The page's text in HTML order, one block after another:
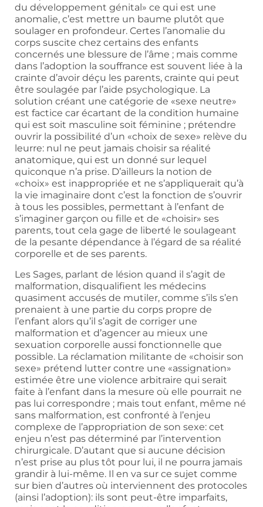
du développement génital» ce qui est une
anomalie, c’est mettre un baume plutôt que
soulager en profondeur. Certes l’anomalie du
corps suscite chez certains des enfants
concernés une blessure de l’âme ; mais comme
dans l’adoption la souffrance est souvent liée à la
crainte d’avoir déçu les parents, crainte qui peut
être soulagée par l’aide psychologique. La
solution créant une catégorie de «sexe neutre»
est factice car écartant de la condition humaine
qui est soit masculine soit féminine ; prétendre
ouvrir la possibilité d’un «choix de sexe» relève du
leurre: nul ne peut jamais choisir sa réalité
anatomique, qui est un donné sur lequel
quiconque n’a prise. D’ailleurs la notion de
«choix» est inappropriée et ne s’appliquerait qu’à
la vie imaginaire dont c’est la fonction de s’ouvrir
à tous les possibles, permettant à l’enfant de
s’imaginer garçon ou fille et de «choisir» ses
parents, tout cela gage de liberté le soulageant
de la pesante dépendance à l’égard de sa réalité
corporelle et de ses parents.
Les Sages, parlant de lésion quand il s’agit de
malformation, disqualifient les médecins
quasiment accusés de mutiler, comme s’ils s’en
prenaient à une partie du corps propre de
l’enfant alors qu’il s’agit de corriger une
malformation et d’agencer au mieux une
sexuation corporelle aussi fonctionnelle que
possible. La réclamation militante de «choisir son
sexe» prétend lutter contre une «assignation»
estimée être une violence arbitraire qui serait
faite à l’enfant dans la mesure où elle pourrait ne
pas lui correspondre ; mais tout enfant, même né
sans malformation, est confronté à l’enjeu
complexe de l’appropriation de son sexe: cet
enjeu n’est pas déterminé par l’intervention
chirurgicale. D’autant que si aucune décision
n’est prise au plus tôt pour lui, il ne pourra jamais
grandir à lui-même. Il en va sur ce sujet comme
sur bien d’autres où interviennent des protocoles
(ainsi l’adoption): ils sont peut-être imparfaits,